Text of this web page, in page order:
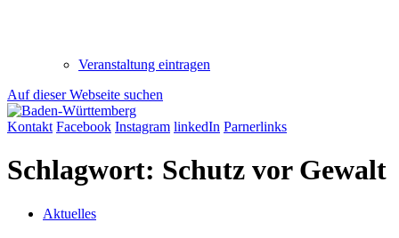
Veranstaltung eintragen
Auf dieser Webseite suchen
Kontakt Facebook Instagram linkedIn Parnerlinks
Schlagwort: Schutz vor Gewalt
Aktuelles